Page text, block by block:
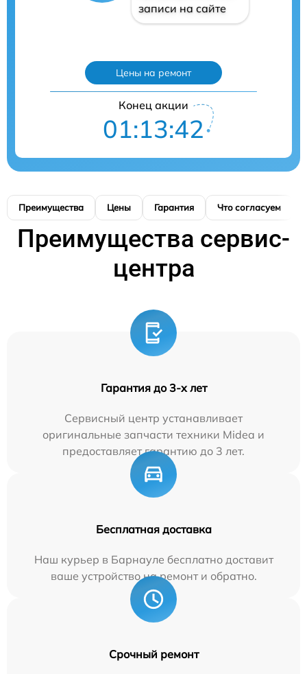
записи на сайте
Цены на ремонт
Конец акции
01:13:41
Преимущества Цены Гарантия Что согласуем
Преимущества сервис-
центра
Гарантия до 3-х лет
Сервисный центр устанавливает
оригинальные запчасти техники Midea и
предоставляет гарантию до 3 лет.
Бесплатная доставка
Наш курьер в Барнауле бесплатно доставит
ваше устройство на ремонт и обратно.
Срочный ремонт